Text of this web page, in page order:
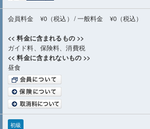
会員料金 ¥0（税込） /一般料金 ¥0（税込）
<< 料金に含まれるもの >>
ガイド料、保険料、消費税
<< 料金に含まれないもの >>
昼食
初級